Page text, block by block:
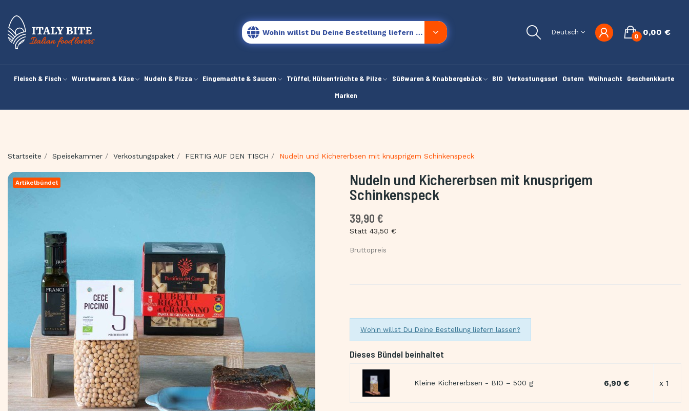
Wohin willst Du Deine Bestellung liefern lassen? Deutsch 0,00 €
0
Fleisch & Fisch Wurstwaren & Käse Nudeln & Pizza Eingemachte & Saucen Trüffel, Hülsenfrüchte & Pilze Süßwaren & Knabbergebäck BIO Verkostungsset Ostern Weihnacht
Geschenkkarte
Marken
Startseite Speisekammer Verkostungspaket FERTIG AUF DEN TISCH Nudeln und Kichererbsen mit knusprigem Schinkenspeck
Artikelbündel
Nudeln und Kichererbsen mit knusprigem
Schinkenspeck
39,90 €
Statt 43,50 €
Bruttopreis
Wohin willst Du Deine Bestellung liefern lassen?
Dieses Bündel beinhaltet
Kleine Kichererbsen - BIO – 500 g 6,90 € x 1